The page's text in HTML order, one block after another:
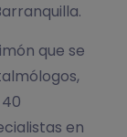
que se
en